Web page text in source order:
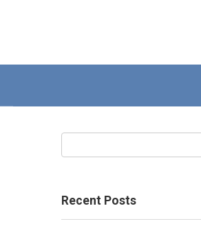
Recent Posts